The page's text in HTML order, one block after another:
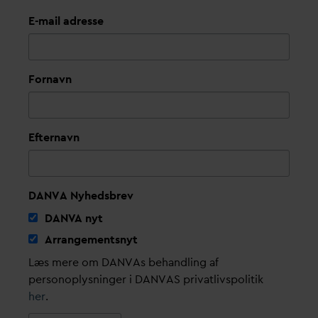
E-mail adresse
Fornavn
Efternavn
DANVA Nyhedsbrev
DANVA nyt
Arrangementsnyt
Læs mere om DANVAs behandling af
personoplysninger i DANVAS privatlivspolitik
her.